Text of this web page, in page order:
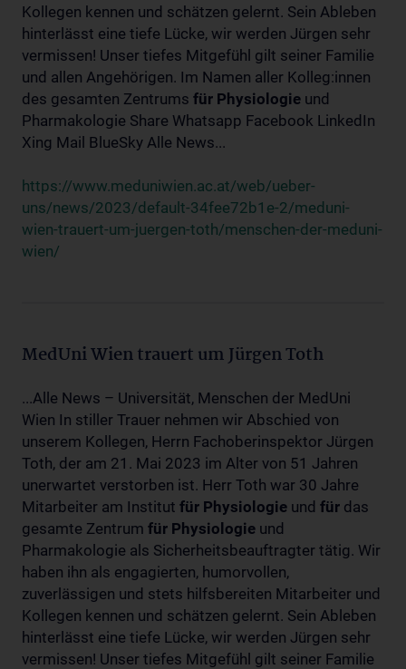
Kollegen kennen und schätzen gelernt. Sein Ableben
hinterlässt eine tiefe Lücke, wir werden Jürgen sehr
vermissen! Unser tiefes Mitgefühl gilt seiner Familie
und allen Angehörigen. Im Namen aller Kolleg:innen
des gesamten Zentrums für Physiologie und
Pharmakologie Share Whatsapp Facebook LinkedIn
Xing Mail BlueSky Alle News...
https://www.meduniwien.ac.at/web/ueber-
uns/news/2023/default-34fee72b1e-2/meduni-
wien-trauert-um-juergen-toth/menschen-der-meduni-
wien/
MedUni Wien trauert um Jürgen Toth
...Alle News – Universität, Menschen der MedUni
Wien In stiller Trauer nehmen wir Abschied von
unserem Kollegen, Herrn Fachoberinspektor Jürgen
Toth, der am 21. Mai 2023 im Alter von 51 Jahren
unerwartet verstorben ist. Herr Toth war 30 Jahre
Mitarbeiter am Institut für Physiologie und für das
gesamte Zentrum für Physiologie und
Pharmakologie als Sicherheitsbeauftragter tätig. Wir
haben ihn als engagierten, humorvollen,
zuverlässigen und stets hilfsbereiten Mitarbeiter und
Kollegen kennen und schätzen gelernt. Sein Ableben
hinterlässt eine tiefe Lücke, wir werden Jürgen sehr
vermissen! Unser tiefes Mitgefühl gilt seiner Familie